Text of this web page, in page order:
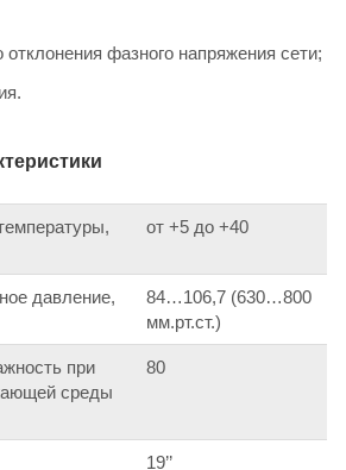
отклонения фазного напряжения сети;
от +5 до +40
давление,
84…106,7 (630…800
мм.рт.ст.)
при
среды
80
19’’